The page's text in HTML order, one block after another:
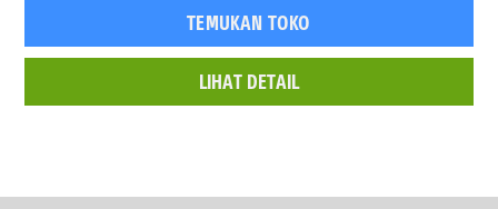
TEMUKAN TOKO
LIHAT DETAIL